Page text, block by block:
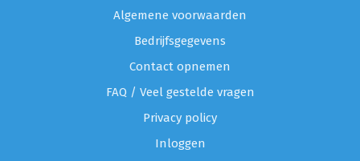
Algemene voorwaarden
Bedrijfsgegevens
Contact opnemen
FAQ / Veel gestelde vragen
Privacy policy
Inloggen